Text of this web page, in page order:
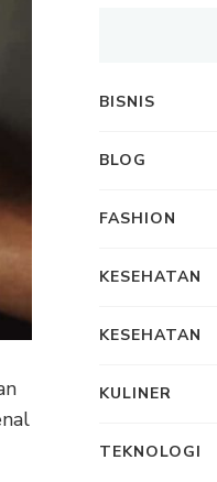
BISNIS
BLOG
FASHION
KESEHATAN
KESEHATAN
KULINER
TEKNOLOGI